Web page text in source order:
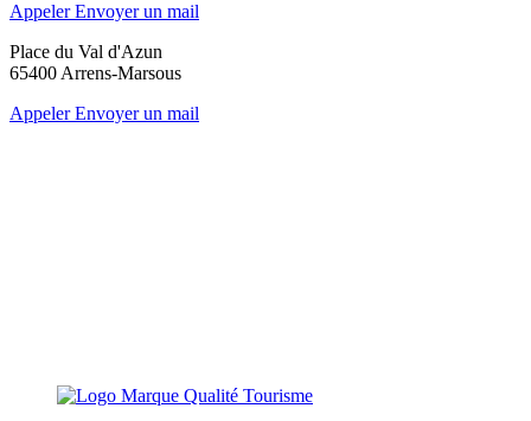
AppelerEnvoyer un mail
Place du Val d'Azun
65400 Arrens-Marsous
AppelerEnvoyer un mail